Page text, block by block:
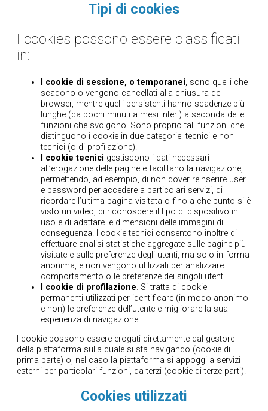
Tipi di cookies
I cookies possono essere classificati
in:
I cookie di sessione, o temporanei, sono quelli che
scadono o vengono cancellati alla chiusura del
browser, mentre quelli persistenti hanno scadenze più
lunghe (da pochi minuti a mesi interi) a seconda delle
funzioni che svolgono. Sono proprio tali funzioni che
distinguono i cookie in due categorie: tecnici e non
tecnici (o di profilazione).
I cookie tecnici gestiscono i dati necessari
all’erogazione delle pagine e facilitano la navigazione,
permettendo, ad esempio, di non dover reinserire user
e password per accedere a particolari servizi, di
ricordare l’ultima pagina visitata o fino a che punto si è
visto un video, di riconoscere il tipo di dispositivo in
uso e di adattare le dimensioni delle immagini di
conseguenza. I cookie tecnici consentono inoltre di
effettuare analisi statistiche aggregate sulle pagine più
visitate e sulle preferenze degli utenti, ma solo in forma
anonima, e non vengono utilizzati per analizzare il
comportamento o le preferenze dei singoli utenti.
I cookie di profilazione. Si tratta di cookie
permanenti utilizzati per identificare (in modo anonimo
e non) le preferenze dell’utente e migliorare la sua
esperienza di navigazione.
I cookie possono essere erogati direttamente dal gestore
della piattaforma sulla quale si sta navigando (cookie di
prima parte) o, nel caso la piattaforma si appoggi a servizi
esterni per particolari funzioni, da terzi (cookie di terze parti).
Cookies utilizzati